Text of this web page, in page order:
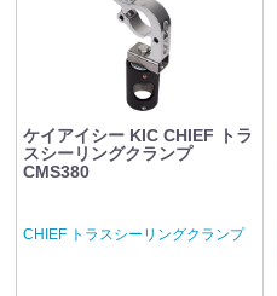
ケイアイシー KIC CHIEF トラ
スシーリングクランプ
CMS380
CHIEF トラスシーリングクランプ